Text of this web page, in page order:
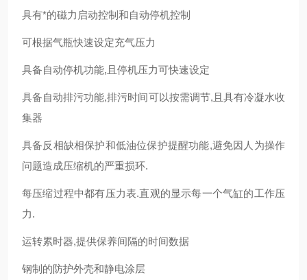
具有*的磁力启动控制和自动停机控制
可根据气瓶快速设定充气压力
具备自动停机功能,且停机压力可快速设定
具备自动排污功能,排污时间可以按需调节,且具有冷凝水收
集器
具备反相缺相保护和低油位保护提醒功能,避免因人为操作
问题造成压缩机的严重损环.
每压缩过程中都有压力表.直观的显示每一个气缸的工作压
力.
运转累时器,提供保养间隔的时间数据
钢制的防护外壳和静电涂层